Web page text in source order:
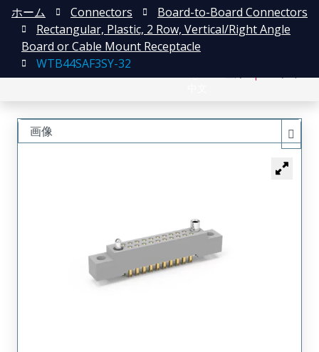
ホーム Connectors
Board-to-Board Connectors
Rectangular, Plastic, 2 Row, Vertical/Right Angle
Board or Cable Mount Receptacle
WTB44SAF3SY-32
画像